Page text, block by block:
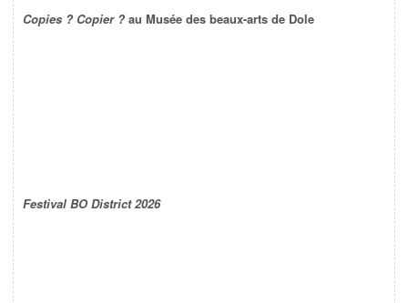
Copies ? Copier ? au Musée des beaux-arts de Dole
Festival BO District 2026